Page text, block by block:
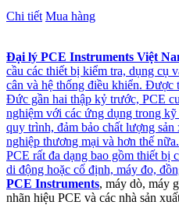
Chi tiết Mua hàng
Đại lý PCE Instruments Việt
cầu các thiết bị kiểm tra, dụng cụ
cân và hệ thống điều khiển. Được
Đức gần hai thập kỷ trước, PCE
nghiệm với các ứng dụng trong
quy trình, đảm bảo chất lượng
nghiệp thương mại và hơn thế
PCE rất đa dạng bao gồm thiết bị
di động hoặc cố định, máy đo,
PCE Instruments, máy dò, máy
nhãn hiệu PCE và các nhà sản